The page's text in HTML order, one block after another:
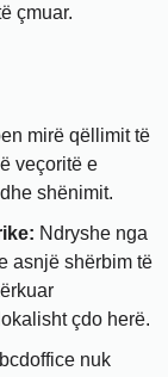
çmuar.
mirë qëllimit të
veçoritë e
shënimit.
Ndryshe nga
asnjë shërbim të
çdo herë.
nuk